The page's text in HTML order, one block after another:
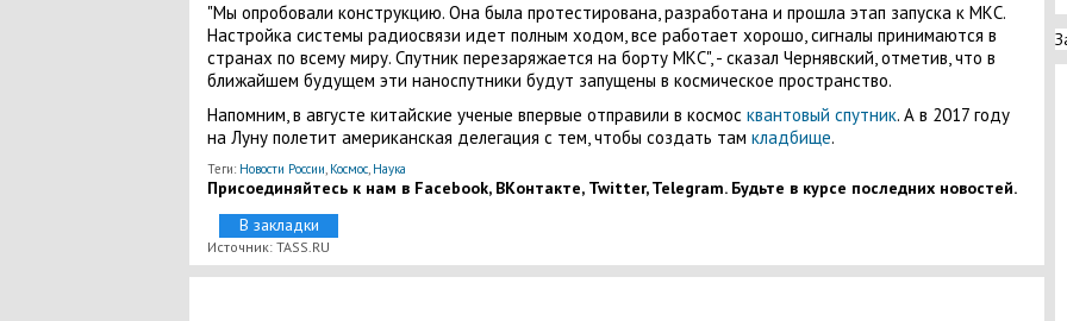
"Мы опробовали конструкцию. Она была протестирована, разработана и прошла этап запуска к МКС.
Настройка системы радиосвязи идет полным ходом, все работает хорошо, сигналы принимаются в
странах по всему миру. Спутник перезаряжается на борту МКС", - сказал Чернявский, отметив, что в
ближайшем будущем эти наноспутники будут запущены в космическое пространство.
Напомним, в августе китайские ученые впервые отправили в космос квантовый спутник. А в 2017 году
на Луну полетит американская делегация с тем, чтобы создать там кладбище.
Теги: Новости России, Космос, Наука
Присоединяйтесь к нам в Facebook, ВКонтакте, Twitter, Telegram. Будьте в курсе последних новостей.
В закладки
Источник: TASS.RU